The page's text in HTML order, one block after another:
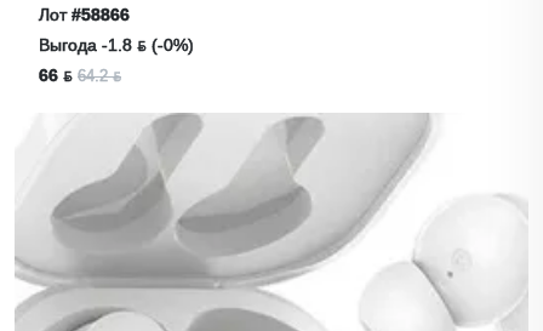
Лот#58866
Выгода -1.8 ƃ (-0%)
66 ƃ 64.2 ƃ